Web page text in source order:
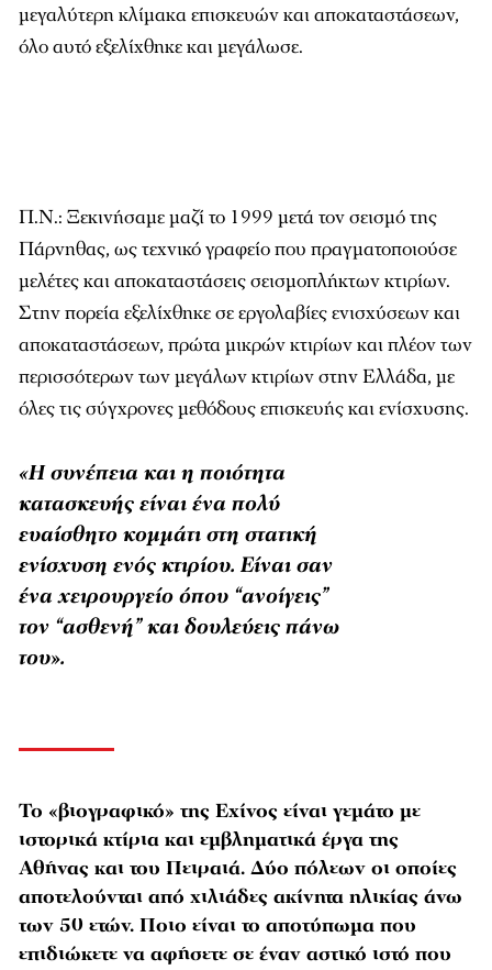
µεγαλύτερη κλίµακα επισκευών και αποκαταστάσεων,
όλο αυτό εξελίχθηκε και µεγάλωσε.
Π.Ν.: Ξεκινήσαµε µαζί το 1999 µετά τον σεισµό της
Πάρνηθας, ως τεχνικό γραφείο που πραγµατοποιούσε
µελέτες και αποκαταστάσεις σεισµοπλήκτων κτιρίων.
Στην πορεία εξελίχθηκε σε εργολαβίες ενισχύσεων και
αποκαταστάσεων, πρώτα µικρών κτιρίων και πλέον των
περισσότερων των µεγάλων κτιρίων στην Ελλάδα, µε
όλες τις σύγχρονες µεθόδους επισκευής και ενίσχυσης.
«Η συνέπεια και η ποιότητα
κατασκευής είναι ένα πολύ
ευαίσθητο κομμάτι στη στατική
ενίσχυση ενός κτιρίου. Είναι σαν
ένα χειρουργείο όπου “ανοίγεις”
τον “ασθενή” και δουλεύεις πάνω
του».
Το «βιογραφικό» της Εχίνος είναι γεμάτο με
ιστορικά κτίρια και εμβληματικά έργα της
Αθήνας και του Πειραιά. Δύο πόλεων οι οποίες
αποτελούνται από χιλιάδες ακίνητα ηλικίας άνω
των 50 ετών. Ποιο είναι το αποτύπωμα που
επιδιώκετε να αφήσετε σε έναν αστικό ιστό που